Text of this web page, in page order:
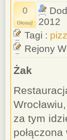
0
Głosuj!
2012
Tagi :
Rejony
Żak
za tym